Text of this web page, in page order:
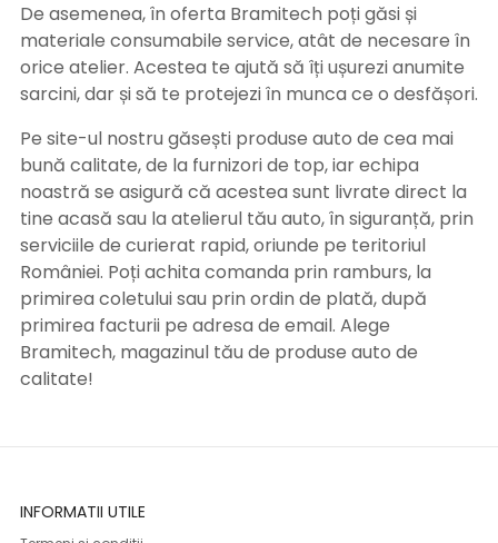
De asemenea, în oferta Bramitech poți găsi și
materiale consumabile service, atât de necesare în
orice atelier. Acestea te ajută să îți ușurezi anumite
sarcini, dar și să te protejezi în munca ce o desfășori.
Pe site-ul nostru găsești produse auto de cea mai
bună calitate, de la furnizori de top, iar echipa
noastră se asigură că acestea sunt livrate direct la
tine acasă sau la atelierul tău auto, în siguranță, prin
serviciile de curierat rapid, oriunde pe teritoriul
României. Poți achita comanda prin ramburs, la
primirea coletului sau prin ordin de plată, după
primirea facturii pe adresa de email. Alege
Bramitech, magazinul tău de produse auto de
calitate!
INFORMATII UTILE